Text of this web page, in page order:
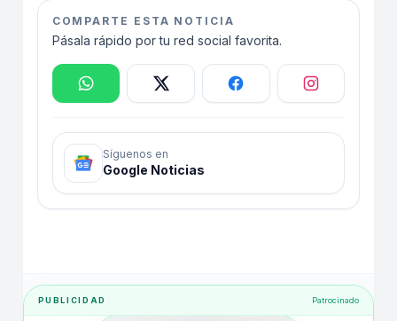
COMPARTE ESTA NOTICIA
Pásala rápido por tu red social favorita.
Síguenos en
Google Noticias
PUBLICIDAD Patrocinado